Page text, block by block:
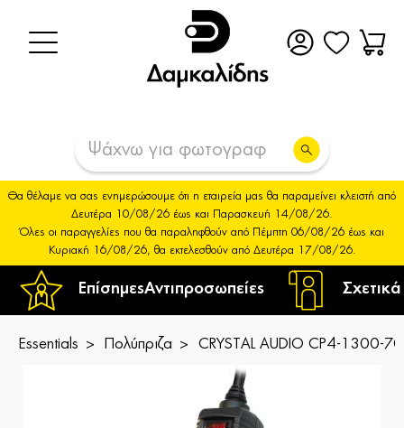
ΕπίσημεςΑντιπροσωπείες
Θα θέλαμε να σας ενημερώσουμε ότι η εταιρεία μας θα παραμείνει κλειστή από
Δευτέρα 10/08/26 έως και Παρασκευή 14/08/26.
Όλες οι παραγγελίες που θα παραληφθούν από Πέμπτη 06/08/26 έως και
Κυριακή 16/08/26, θα εκτελεσθούν από Δευτέρα 17/08/26.
Essentials Πολύπριζα CRYSTAL AUDIO CP4-1300-